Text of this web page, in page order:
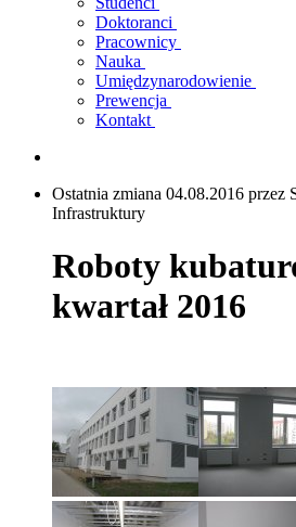
Doktoranci
Pracownicy
Nauka
Umiędzynarodowienie
Prewencja
Kontakt
Ostatnia zmiana 04.08.2016 przez
Infrastruktury
Roboty
kwartał 2016